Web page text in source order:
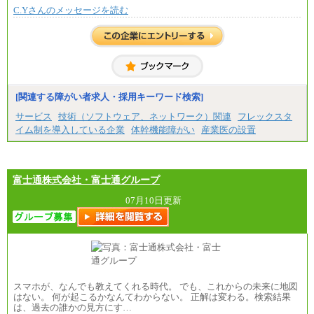
C.Yさんのメッセージを読む
[関連する障がい者求人・採用キーワード検索]
サービス
技術（ソフトウェア、ネットワーク）関連
フレックスタ
イム制を導入している企業
体幹機能障がい 産業医の設置
富士通株式会社・富士通グループ
07月10日更新
スマホが、なんでも教えてくれる時代。 でも、これからの未来に地図
はない。 何が起こるかなんてわからない。 正解は変わる。検索結果
は、過去の誰かの見方にす…